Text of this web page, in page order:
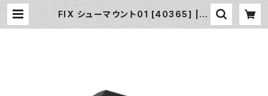
FIX シューマウント01 [40365] | フ